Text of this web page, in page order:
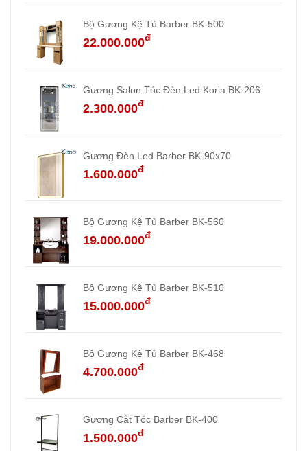
Bộ Gương Kệ Tủ Barber BK-500
22.000.000đ
Gương Salon Tóc Đèn Led Koria BK-206
2.300.000đ
Gương Đèn Led Barber BK-90x70
1.600.000đ
Bộ Gương Kệ Tủ Barber BK-560
19.000.000đ
Bộ Gương Kệ Tủ Barber BK-510
15.000.000đ
Bộ Gương Kệ Tủ Barber BK-468
4.700.000đ
Gương Cắt Tóc Barber BK-400
1.500.000đ